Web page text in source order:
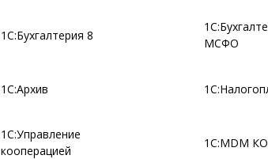
1С:Бухгалтерия 8
МСФО
1С:Архив
1С:Управление
кооперацией
1С:MDM